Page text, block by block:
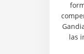
las